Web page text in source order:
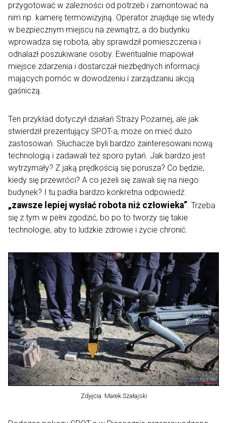
przygotować w zależności od potrzeb i zamontować na
nim np. kamerę termowizyjną. Operator znajduje się wtedy
w bezpiecznym miejscu na zewnątrz, a do budynku
wprowadza się robota, aby sprawdził pomieszczenia i
odnalazł poszukiwane osoby. Ewentualnie mapował
miejsce zdarzenia i dostarczał niezbędnych informacji
mających pomóc w dowodzeniu i zarządzaniu akcją
gaśniczą.
Ten przykład dotyczył działań Straży Pożarnej, ale jak
stwierdził prezentujący SPOT-a, może on mieć dużo
zastosowań. Słuchacze byli bardzo zainteresowani nową
technologią i zadawali też sporo pytań. Jak bardzo jest
wytrzymały? Z jaką prędkością się porusza? Co będzie,
kiedy się przewróci? A co jeżeli się zawali się na niego
budynek? I tu padła bardzo konkretna odpowiedź:
„zawsze lepiej wysłać robota niż człowieka”. Trzeba
się z tym w pełni zgodzić, bo po to tworzy się takie
technologie, aby to ludzkie zdrowie i życie chronić.
Zdjęcia: Marek Szałajski